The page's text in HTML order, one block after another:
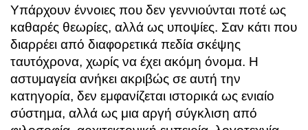
Υπάρχουν έννοιες που δεν γεννιούνται ποτέ ως
καθαρές θεωρίες, αλλά ως υποψίες. Σαν κάτι που
διαρρέει από διαφορετικά πεδία σκέψης
ταυτόχρονα, χωρίς να έχει ακόμη όνομα. Η
αστυμαγεία ανήκει ακριβώς σε αυτή την
κατηγορία, δεν εμφανίζεται ιστορικά ως ενιαίο
σύστημα, αλλά ως μια αργή σύγκλιση από